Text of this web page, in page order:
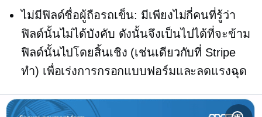
ไม่มีฟิลด์ชื่อผู้ถือรถเข็น: มีเพียงไม่กี่คนที่รู้ว่า
ฟิลด์นั้นไม่ได้บังคับ ดังนั้นจึงเป็นไปได้ที่จะข้าม
ฟิลด์นั้นไปโดยสิ้นเชิง (เช่นเดียวกับที่ Stripe
ทำ) เพื่อเร่งการกรอกแบบฟอร์มและลดแรงฉุด